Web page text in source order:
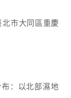
市大同區重慶
：以北部濕地